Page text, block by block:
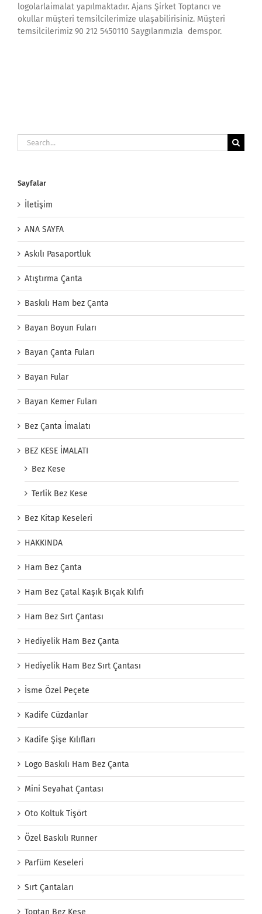
logolarlaimalat yapılmaktadır. Ajans Şirket Toptancı ve
okullar müşteri temsilcilerimize ulaşabilirisiniz. Müşteri
temsilcilerimiz 90 212 5450110 Saygılarımızla demspor.
Search
for:
Sayfalar
İletişim
ANA SAYFA
Askılı Pasaportluk
Atıştırma Çanta
Baskılı Ham bez Çanta
Bayan Boyun Fuları
Bayan Çanta Fuları
Bayan Fular
Bayan Kemer Fuları
Bez Çanta İmalatı
BEZ KESE İMALATI
Bez Kese
Terlik Bez Kese
Bez Kitap Keseleri
HAKKINDA
Ham Bez Çanta
Ham Bez Çatal Kaşık Bıçak Kılıfı
Ham Bez Sırt Çantası
Hediyelik Ham Bez Çanta
Hediyelik Ham Bez Sırt Çantası
İsme Özel Peçete
Kadife Cüzdanlar
Kadife Şişe Kılıfları
Logo Baskılı Ham Bez Çanta
Mini Seyahat Çantası
Oto Koltuk Tişört
Özel Baskılı Runner
Parfüm Keseleri
Sırt Çantaları
Toptan Bez Kese